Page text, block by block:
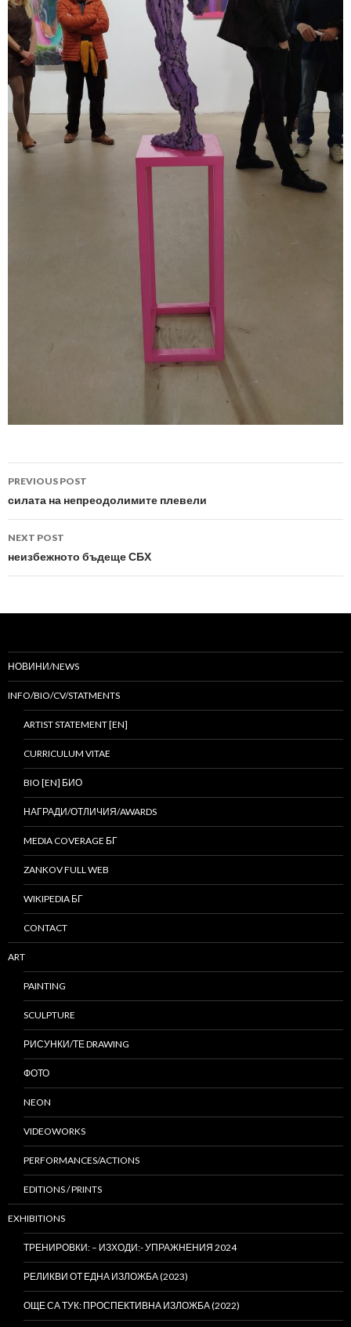
Post
navigation
PREVIOUS POST
силата на непреодолимите плевели
NEXT POST
неизбежното бъдеще СБХ
НОВИНИ/NEWS
INFO/BIO/CV/STATMENTS
ARTIST STATEMENT [EN]
CURRICULUM VITAE
BIO [EN] БИО
НАГРАДИ/ОТЛИЧИЯ/AWARDS
MEDIA COVERAGE БГ
ZANKOV FULL WEB
WIKIPEDIA БГ
CONTACT
ART
PAINTING
SCULPTURE
РИСУНКИ/ТЕ DRAWING
ФОТО
NEON
VIDEOWORKS
PERFORMANCES/ACTIONS
EDITIONS / PRINTS
EXHIBITIONS
ТРЕНИРОВКИ: – ИЗХОДИ:- УПРАЖНЕНИЯ 2024
РЕЛИКВИ ОТ ЕДНА ИЗЛОЖБА (2023)
ОЩЕ СА ТУК: ПРОСПЕКТИВНА ИЗЛОЖБА (2022)